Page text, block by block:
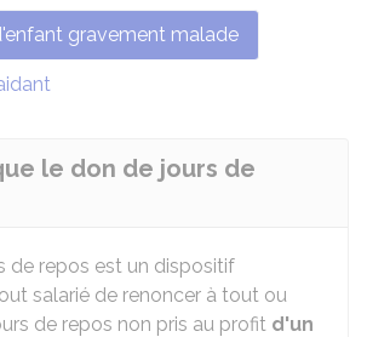
gravement malade
le don de jours de
de repos est un dispositif
salarié de renoncer à tout ou
de repos non pris au profit d'un